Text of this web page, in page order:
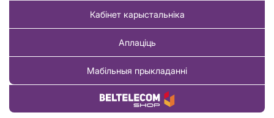
Кабінет карыстальніка
Аплаціць
Мабільныя прыкладанні
Купіць тавар